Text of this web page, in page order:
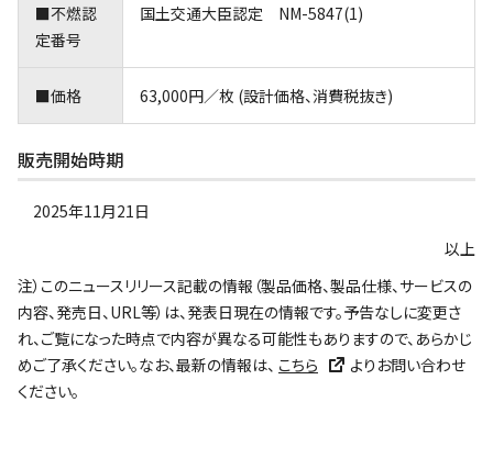
■不燃認
定番号
国土交通大臣認定 NM-5847(1)
■価格 63,000円／枚 (設計価格、消費税抜き)
販売開始時期
2025年11月21日
以上
注）このニュースリリース記載の情報（製品価格、製品仕様、サービスの
内容、発売日、URL等）は、発表日現在の情報です。予告なしに変更さ
れ、ご覧になった時点で内容が異なる可能性もありますので、あらかじ
めご了承ください。なお、最新の情報は、 こちら
よりお問い合わせ
ください。